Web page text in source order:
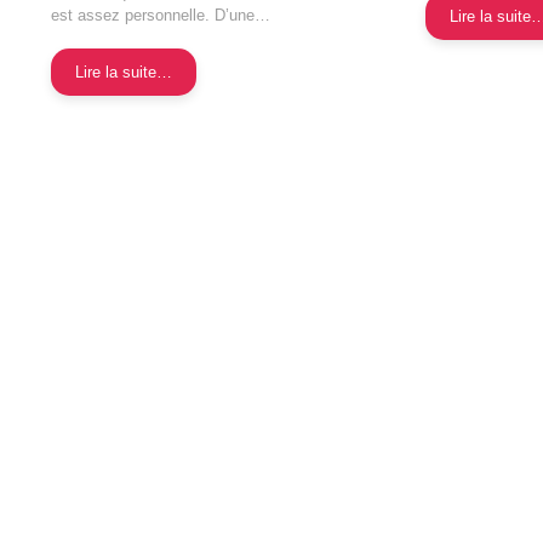
est assez personnelle. D’une…
Lire la suite…
Lire la